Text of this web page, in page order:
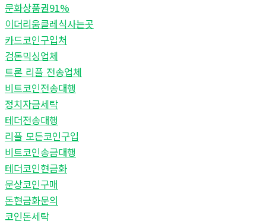
문화상품권91%
이더리움클레식사는곳
카드코인구입처
검돈믹싱업체
트론 리플 전송업체
비트코인전송대행
정치자금세탁
테더전송대행
리플 모든코인구입
비트코인송금대행
테더코인현금화
문상코인구매
돈현금화문의
코인돈세탁